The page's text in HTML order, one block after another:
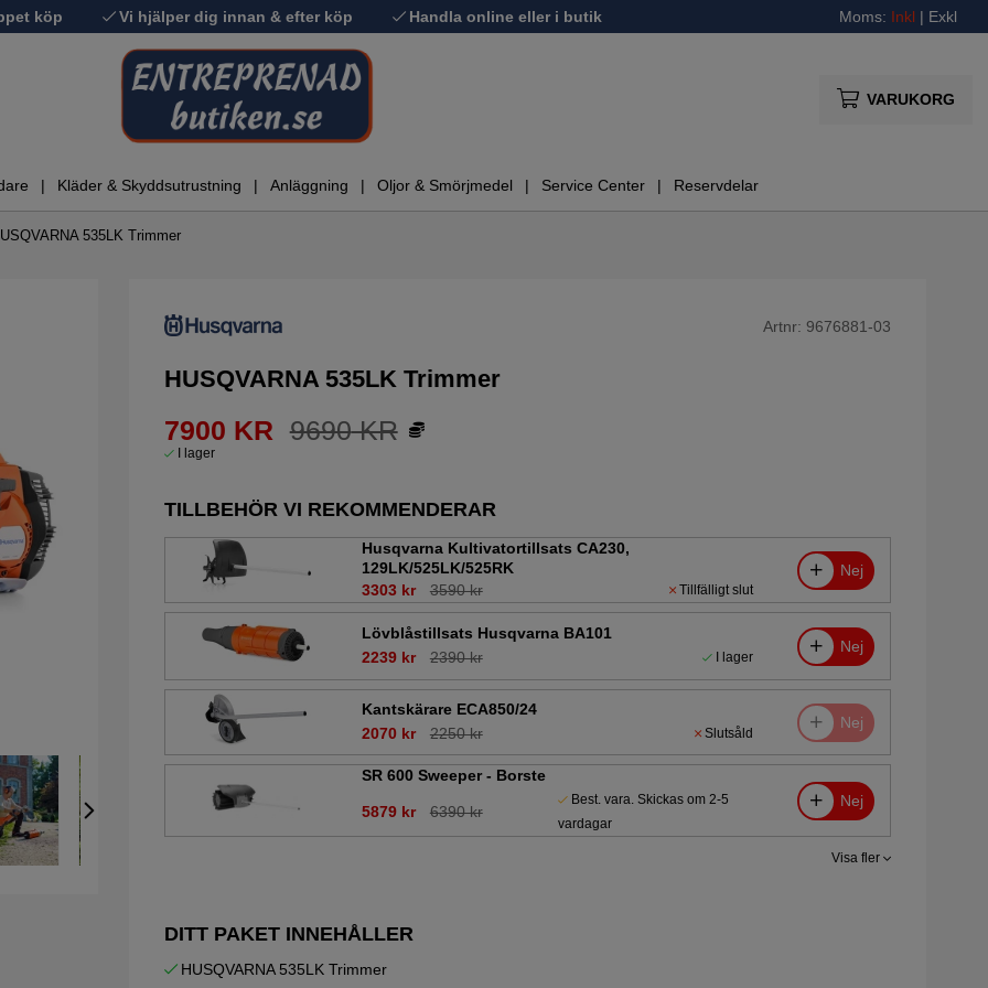
köp Vi hjälper dig innan & efter köp Handla online eller i butik Moms: Inkl | Exkl
VARUKORG
Kläder & Skyddsutrustning Anläggning Oljor & Smörjmedel Service Center Reservdelar
535LK Trimmer
Artnr: 9676881-03
HUSQVARNA 535LK Trimmer
9690KR
7900 KR
I lager
TILLBEHÖR VI REKOMMENDERAR
Husqvarna Kultivatortillsats CA230,
129LK/525LK/525RK
3303 kr
3590 kr Tillfälligt slut
Nej
Lövblåstillsats Husqvarna BA101
2239 kr
2390 kr I lager
Nej
Kantskärare ECA850/24
2070 kr
2250 kr Slutsåld
Nej
SR 600 Sweeper - Borste
5879 kr 6390 kr
Best. vara. Skickas om 2-5
vardagar
Nej
Visa fler
DITT PAKET INNEHÅLLER
HUSQVARNA 535LK Trimmer